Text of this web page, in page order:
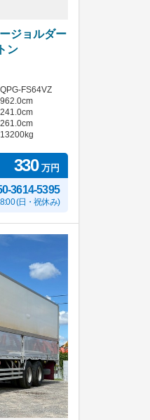
ジョルダー
ン
QPG-FS64VZ
962.0cm
241.0cm
261.0cm
13200kg
330万円
3614-5395
(日・祝休み)